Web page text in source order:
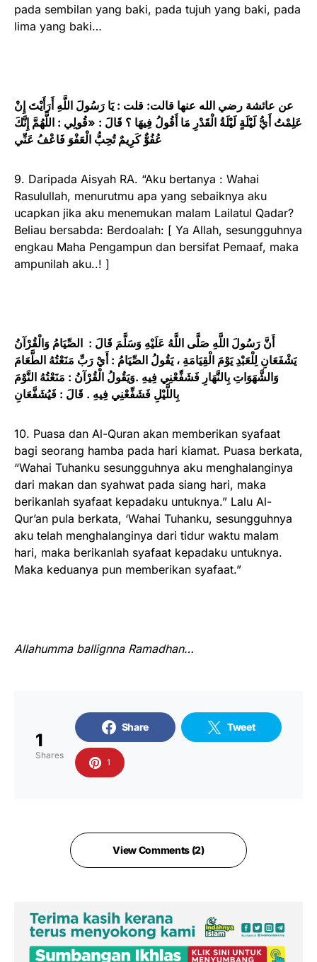
pada sembilan yang baki, pada tujuh yang baki, pada
lima yang baki…
عن عائشة رضي الله عنها قالت: قلت : يَا رَسُولَ اللَّهِ أَرَأَيْتَ إِنْ
عَلِمْتُ أَيُّ لَيْلَةٍ لَيْلَةُ الْقَدْرِ مَا أَقُولُ فِيهَا ؟ قَالَ : «قُولِي : اللَّهُمَّ إِنَّكَ
عُفُوٌّ كَرِيمٌ تُحِبُّ الْعَفْوَ فَاعْفُ عَنِّي
9. Daripada Aisyah RA. “Aku bertanya : Wahai
Rasulullah, menurutmu apa yang sebaiknya aku
ucapkan jika aku menemukan malam Lailatul Qadar?
Beliau bersabda: Berdoalah: [ Ya Allah, sesungguhnya
engkau Maha Pengampun dan bersifat Pemaaf, maka
ampunilah aku..! ]
أَنَّ رَسُولَ اللَّهِ صَلَّى اللَّهُ عَلَيْهِ وَسَلَّمَ قَالَ : الصِّيَامُ وَالْقُرْآنُ
يَشْفَعَانِ لِلْعَبْدِ يَوْمَ الْقِيَامَةِ ، يَقُولُ الصِّيَامُ : أَيْ رَبِّ مَنَعْتُهُ الطَّعَامَ
وَالشَّهَوَاتِ بِالنَّهَارِ فَشَفِّعْنِي فِيهِ .وَيَقُولُ الْقُرْآنُ : مَنَعْتُهُ النَّوْمَ
بِاللَّيْلِ فَشَفِّعْنِي فِيهِ . قَالَ : فَيُشَفَّعَانِ
10. Puasa dan Al-Quran akan memberikan syafaat
bagi seorang hamba pada hari kiamat. Puasa berkata,
“Wahai Tuhanku sesungguhnya aku menghalanginya
dari makan dan syahwat pada siang hari, maka
berikanlah syafaat kepadaku untuknya.” Lalu Al-
Qur’an pula berkata, ‘Wahai Tuhanku, sesungguhnya
aku telah menghalanginya dari tidur waktu malam
hari, maka berikanlah syafaat kepadaku untuknya.
Maka keduanya pun memberikan syafaat.”
Allahumma ballignna Ramadhan…
1
Shares
Share Tweet
1
View Comments (2)